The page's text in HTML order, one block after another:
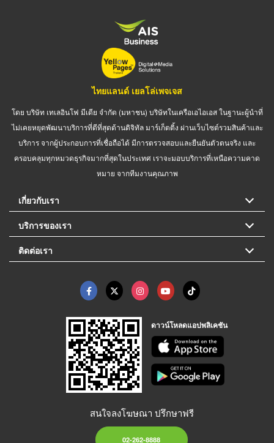
ไทยแลนด์ เยลโล่เพจเจส
โดย บริษัท เทเลอินโฟ มีเดีย จำกัด (มหาชน) บริษัทในเครือเอไอเอส ในฐานะผู้นำที่
ไม่เคยหยุดพัฒนาบริการที่ดีที่สุดด้านดิจิทัล มาร์เก็ตติ้ง ผ่านเว็บไซต์รวมสินค้าและ
บริการ จากผู้ประกอบการที่เชื่อถือได้ มีการตรวจสอบและยืนยันตัวตนจริง และ
ครอบคลุมทุกหมวดธุรกิจมากที่สุดในประเทศ เราจะมอบบริการที่เหนือความคาด
หมาย จากทีมงานคุณภาพ
เกี่ยวกับเรา
บริการของเรา
ติดต่อเรา
ดาวน์โหลดแอปพลิเคชัน
สนใจลงโฆษณา ปรึกษาฟรี
02-262-8888